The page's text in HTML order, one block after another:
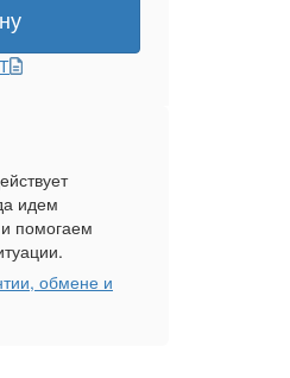
идем
и помогаем
обмене и